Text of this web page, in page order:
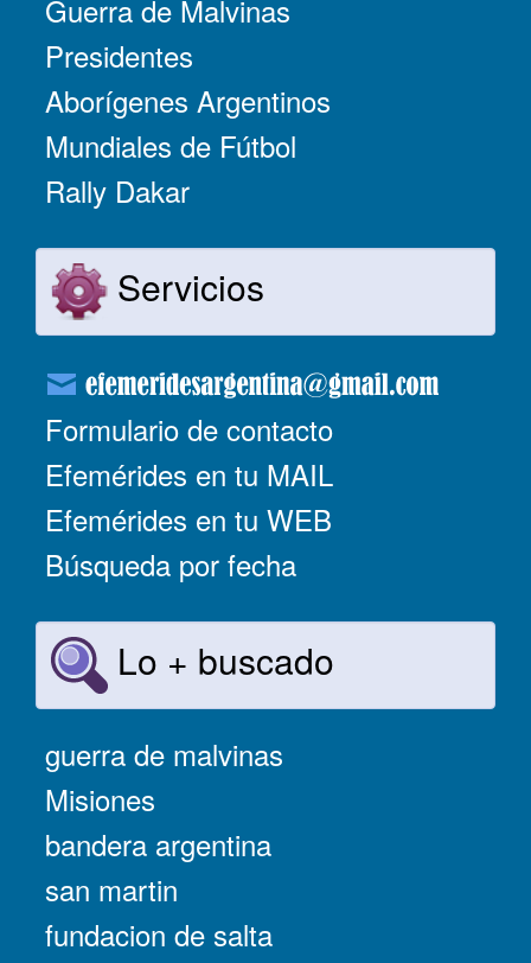
Guerra de Malvinas
Presidentes
Aborígenes Argentinos
Mundiales de Fútbol
Rally Dakar
Servicios
Formulario de contacto
Efemérides en tu MAIL
Efemérides en tu WEB
Búsqueda por fecha
Lo + buscado
guerra de malvinas
Misiones
bandera argentina
san martin
fundacion de salta